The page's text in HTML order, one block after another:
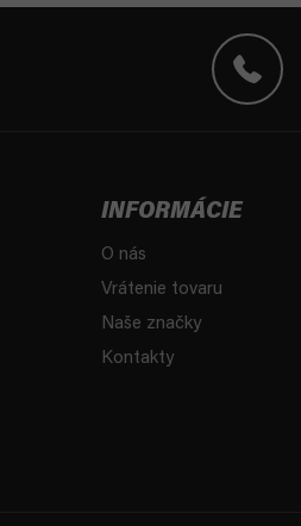
INFORMÁCIE
O nás
Vrátenie tovaru
Naše značky
Kontakty